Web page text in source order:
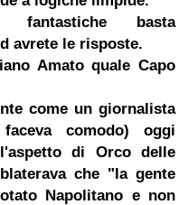
fantastiche basta
avrete le risposte.
Amatoquale Capo
come un giornalista
comodo) oggi
di Orco delle
che "la gente
Napolitano e non